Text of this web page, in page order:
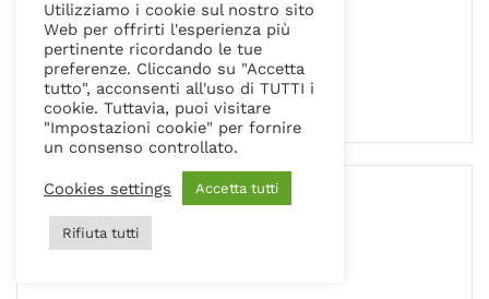
COLLEZIONE LIKE
VASO SOSPESO
Utilizziamo i cookie sul nostro sito
Web per offrirti l'esperienza più
pertinente ricordando le tue
preferenze. Cliccando su "Accetta
tutto", acconsenti all'uso di TUTTI i
cookie. Tuttavia, puoi visitare
"Impostazioni cookie" per fornire
un consenso controllato.
Cookies settings Accetta tutti
Rifiuta tutti